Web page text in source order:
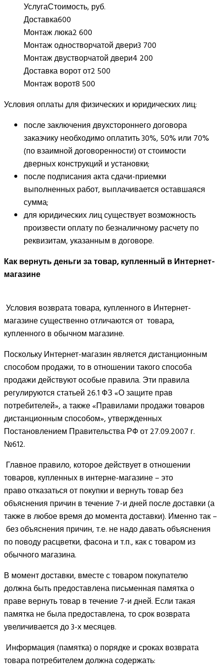
УслугаСтоимость, руб.
Доставка600
Монтаж люка2 600
Монтаж одностворчатой двери3 700
Монтаж двустворчатой двери4 200
Доставка ворот от2 500
Монтаж ворот8 500
Условия оплаты для физических и юридических лиц:
после заключения двухстороннего договора
заказчику необходимо оплатить 30%, 50% или 70%
(по взаимной договоренности) от стоимости
дверных конструкций и установки;
после подписания акта сдачи-приемки
выполненных работ, выплачивается оставшаяся
сумма;
для юридических лиц существует возможность
произвести оплату по безналичному расчету по
реквизитам, указанным в договоре.
Как вернуть деньги за товар, купленный в Интернет-
магазине
Условия возврата товара, купленного в Интернет-
магазине существенно отличаются от товара,
купленного в обычном магазине.
Поскольку Интернет-магазин является дистанционным
способом продажи, то в отношении такого способа
продажи действуют особые правила. Эти правила
регулируются статьей 26.1 ФЗ «О защите прав
потребителей», а также «Правилами продажи товаров
дистанционным способом», утвержденных
Постановлением Правительства РФ от 27.09.2007 г.
№612.
Главное правило, которое действует в отношении
товаров, купленных в интерне-магазине – это
право отказаться от покупки и вернуть товар без
объяснения причин в течение 7-и дней после доставки (а
также в любое время до момента доставки). Именно так –
без объяснения причин, т.е. не надо давать объяснения
по поводу расцветки, фасона и т.п., как с товаром из
обычного магазина.
В момент доставки, вместе с товаром покупателю
должна быть предоставлена письменная памятка о
праве вернуть товар в течение 7-и дней. Если такая
памятка не была предоставлена, то срок возврата
увеличивается до 3-х месяцев.
Информация (памятка) о порядке и сроках возврата
товара потребителем должна содержать: